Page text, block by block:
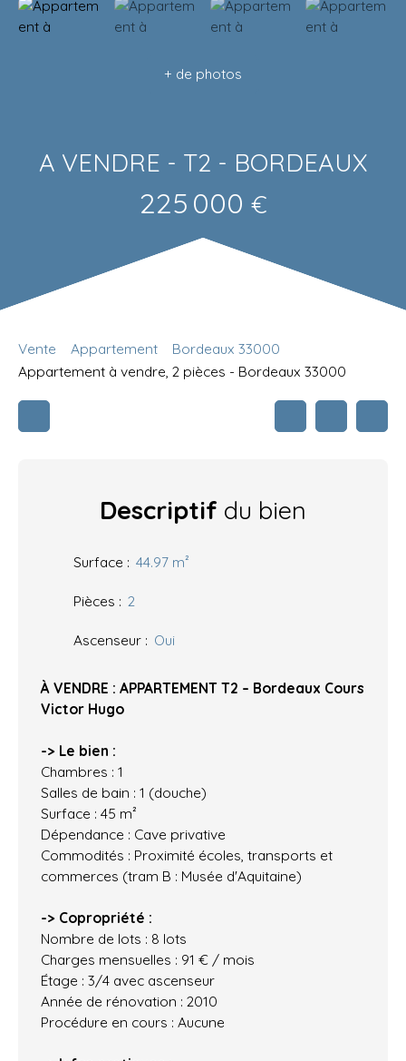
+ de photos
A VENDRE - T2 - BORDEAUX
225 000 €
Vente Appartement
Bordeaux 33000
Appartement à vendre, 2 pièces - Bordeaux 33000
Descriptif du bien
Surface : 44.97 m²
Pièces : 2
Ascenseur : Oui
À VENDRE : APPARTEMENT T2 – Bordeaux Cours
Victor Hugo
-> Le bien :
Chambres : 1
Salles de bain : 1 (douche)
Surface : 45 m²
Dépendance : Cave privative
Commodités : Proximité écoles, transports et
commerces (tram B : Musée d'Aquitaine)
-> Copropriété :
Nombre de lots : 8 lots
Charges mensuelles : 91 € / mois
Étage : 3/4 avec ascenseur
Année de rénovation : 2010
Procédure en cours : Aucune